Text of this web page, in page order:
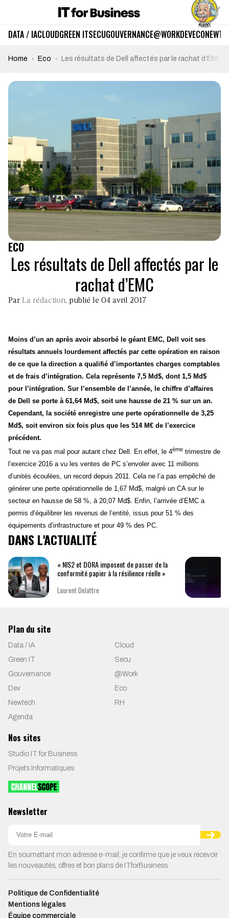
DATA / IACLOUDGREEN ITSECUGOUVERNANCE@WORKDEVECO
Home Eco Les résultats de Dell affectés par le rachat d’EMC
ECO
Les résultats de Dell affectés par le
rachat d’EMC
Par La rédaction, publié le 04 avril 2017
Moins d’un an après avoir absorbé le géant EMC, Dell voit ses
résultats annuels lourdement affectés par cette opération en raison
de ce que la direction a qualifié d’importantes charges comptables
et de frais d’intégration. Cela représente 7,5 Md$, dont 1,5 Md$
pour l’intégration. Sur l’ensemble de l’année, le chiffre d’affaires
de Dell se porte à 61,64 Md$, soit une hausse de 21 % sur un an.
Cependant, la société enregistre une perte opérationnelle de 3,25
Md$, soit environ six fois plus que les 514 M€ de l’exercice
précédent.
Tout ne va pas mal pour autant chez Dell. En effet, le 4ème trimestre de
l’exercice 2016 a vu les ventes de PC s’envoler avec 11 millions
d’unités écoulées, un record depuis 2011. Cela ne l’a pas empêché de
générer une perte opérationnelle de 1,67 Md$, malgré un CA sur le
secteur en hausse de 58 %, à 20,07 Md$. Enfin, l’arrivée d’EMC a
permis d’équilibrer les revenus de l’entité, issus pour 51 % des
équipements d’infrastructure et pour 49 % des PC.
DANS L'ACTUALITÉ
« NIS2 et DORA imposent de passer de la
conformité papier à la résilience réelle »
Laurent Delattre
Plan du site
Data / IA
Cloud
Green IT
Secu
Gouvernance
@Work
Dev
Eco
Newtech
RH
Agenda
Nos sites
Studio IT for Business
Projets Informatiques
Newsletter
En soumettant mon adresse e-mail, je confirme que je veux recevoir
les nouveautés, offres et bon plans de ITforBusiness.
Politique de Confidentialité
Mentions légales
Équipe commerciale